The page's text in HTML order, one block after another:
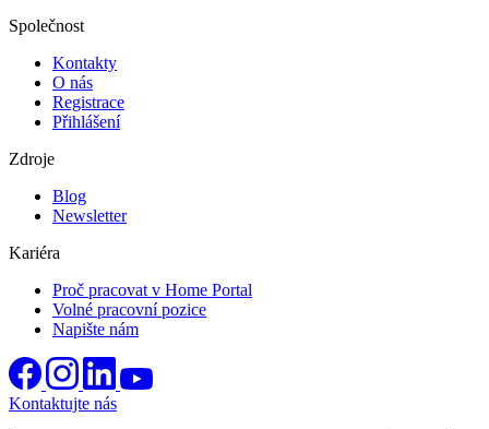
Společnost
Kontakty
O nás
Registrace
Přihlášení
Zdroje
Blog
Newsletter
Kariéra
Proč pracovat v Home Portal
Volné pracovní pozice
Napište nám
Kontaktujte nás